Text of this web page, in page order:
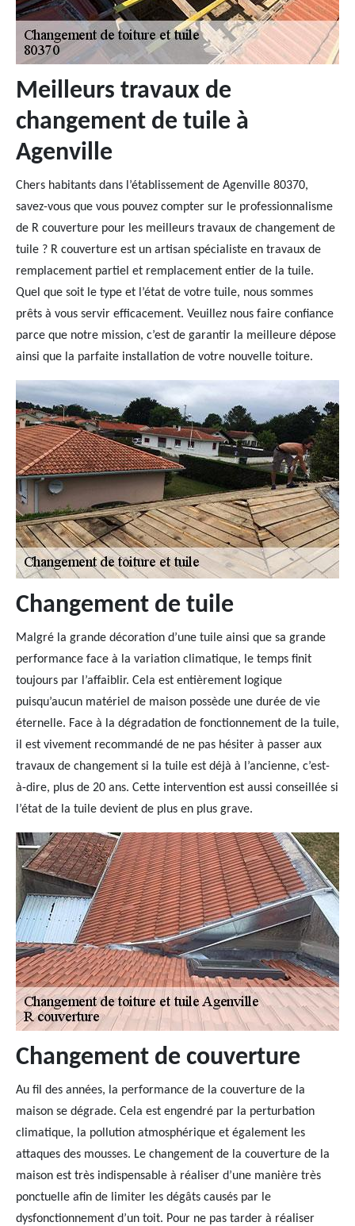
Meilleurs travaux de
changement de tuile à
Agenville
Chers habitants dans l’établissement de Agenville 80370,
savez-vous que vous pouvez compter sur le professionnalisme
de R couverture pour les meilleurs travaux de changement de
tuile ? R couverture est un artisan spécialiste en travaux de
remplacement partiel et remplacement entier de la tuile.
Quel que soit le type et l’état de votre tuile, nous sommes
prêts à vous servir efficacement. Veuillez nous faire confiance
parce que notre mission, c’est de garantir la meilleure dépose
ainsi que la parfaite installation de votre nouvelle toiture.
Changement de tuile
Malgré la grande décoration d’une tuile ainsi que sa grande
performance face à la variation climatique, le temps finit
toujours par l’affaiblir. Cela est entièrement logique
puisqu’aucun matériel de maison possède une durée de vie
éternelle. Face à la dégradation de fonctionnement de la tuile,
il est vivement recommandé de ne pas hésiter à passer aux
travaux de changement si la tuile est déjà à l’ancienne, c’est-
à-dire, plus de 20 ans. Cette intervention est aussi conseillée si
l’état de la tuile devient de plus en plus grave.
Changement de couverture
Au fil des années, la performance de la couverture de la
maison se dégrade. Cela est engendré par la perturbation
climatique, la pollution atmosphérique et également les
attaques des mousses. Le changement de la couverture de la
maison est très indispensable à réaliser d’une manière très
ponctuelle afin de limiter les dégâts causés par le
dysfonctionnement d’un toit. Pour ne pas tarder à réaliser